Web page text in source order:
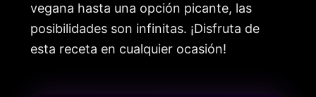
vegana hasta una opción picante, las
posibilidades son infinitas. ¡Disfruta de
esta receta en cualquier ocasión!